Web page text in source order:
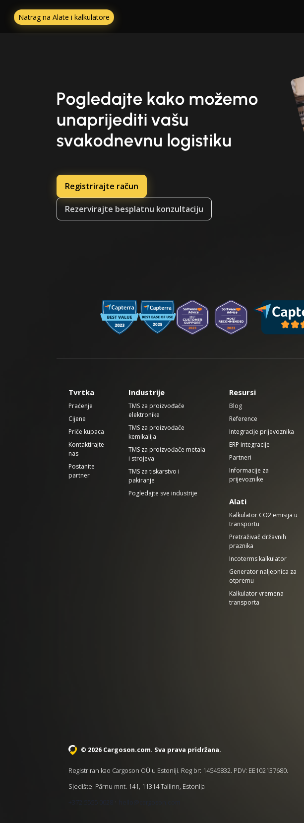
Natrag na Alate i kalkulatore
Pogledajte kako možemo
unaprijediti vašu
svakodnevnu logistiku
Registrirajte račun
Rezervirajte besplatnu konzultaciju
Tvrtka
Praćenje
Cijene
Priče kupaca
Kontaktirajte
nas
Postanite
partner
Industrije
TMS za proizvođače
elektronike
TMS za proizvođače
kemikalija
TMS za proizvođače metala
i strojeva
TMS za tiskarstvo i
pakiranje
Pogledajte sve industrije
Resursi
Blog
Reference
Integracije prijevoznika
ERP integracije
Partneri
Informacije za
prijevoznike
Alati
Kalkulator CO2 emisija u
transportu
Pretraživač državnih
praznika
Incoterms kalkulator
Generator naljepnica za
otpremu
Kalkulator vremena
transporta
© 2026 Cargoson.com. Sva prava pridržana.
Registriran kao Cargoson OÜ u Estoniji. Reg br: 14545832. PDV: EE102137680.
Sjedište: Pärnu mnt. 141, 11314 Tallinn, Estonija
+372 5555 0028
· hello@cargoson.com